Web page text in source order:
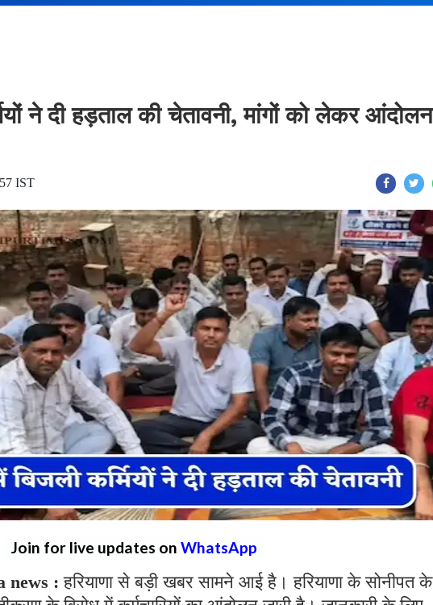
ने दी हड़ताल की चेतावनी, मांगों को लेकर आंदोलन
IST
Join for live updates on WhatsApp
news : हरियाणा से बड़ी खबर सामने आई है। हरियाणा के सोनीपत के